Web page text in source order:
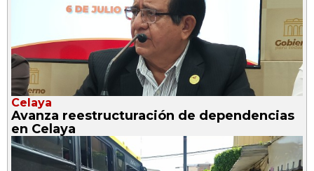
Celaya
Avanza reestructuración de dependencias
en Celaya